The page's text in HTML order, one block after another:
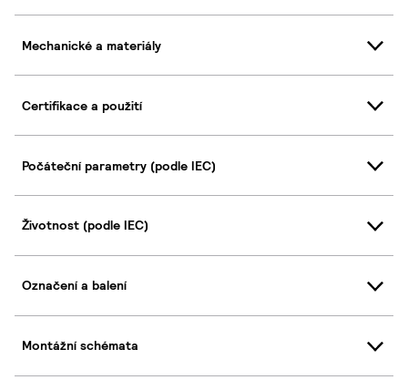
Mechanické a materiály
Certifikace a použití
Počáteční parametry (podle IEC)
Životnost (podle IEC)
Označení a balení
Montážní schémata